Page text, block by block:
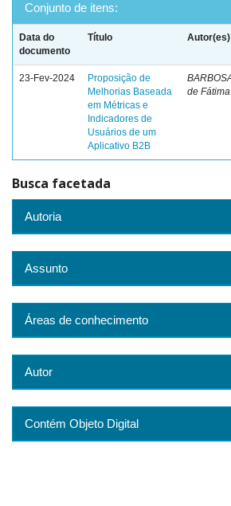
Conjunto de itens:
Data do
documento
Título Autor(es)
23-Fev-2024
Proposição de
Melhorias Baseada
em Métricas e
Indicadores de
Usuários de um
Aplicativo B2B
de
Busca facetada
Autoria
Assunto
Áreas de conhecimento
Autor
Contém Objeto Digital